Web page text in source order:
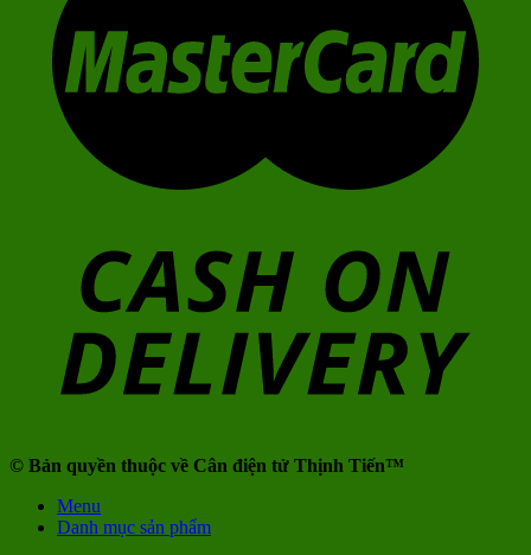
© Bản quyền thuộc về Cân điện tử Thịnh Tiến™
Menu
Danh mục sản phẩm